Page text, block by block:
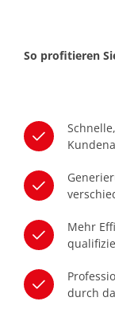
So profitieren
Mehr
durch